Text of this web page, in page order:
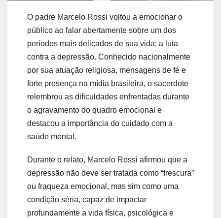
O padre Marcelo Rossi voltou a emocionar o
público ao falar abertamente sobre um dos
períodos mais delicados de sua vida: a luta
contra a depressão. Conhecido nacionalmente
por sua atuação religiosa, mensagens de fé e
forte presença na mídia brasileira, o sacerdote
relembrou as dificuldades enfrentadas durante
o agravamento do quadro emocional e
destacou a importância do cuidado com a
saúde mental.
Durante o relato, Marcelo Rossi afirmou que a
depressão não deve ser tratada como “frescura”
ou fraqueza emocional, mas sim como uma
condição séria, capaz de impactar
profundamente a vida física, psicológica e